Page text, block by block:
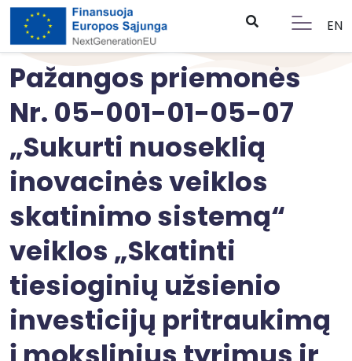
EN
Pažangos priemonės
Nr. 05-001-01-05-07
„Sukurti nuoseklią
inovacinės veiklos
skatinimo sistemą“
veiklos „Skatinti
tiesioginių užsienio
investicijų pritraukimą